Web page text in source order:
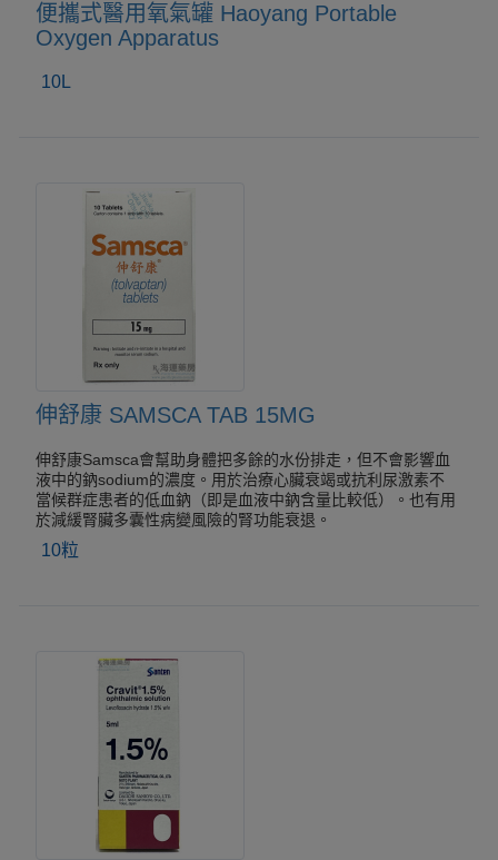
便攜式醫用氧氣罐 Haoyang Portable
Oxygen Apparatus
10L
伸舒康 SAMSCA TAB 15MG
伸舒康Samsca會幫助身體把多餘的水份排走，但不會影響血
液中的鈉sodium的濃度。用於治療心臟衰竭或抗利尿激素不
當候群症患者的低血鈉（即是血液中鈉含量比較低）。也有用
於減緩腎臟多囊性病變風險的腎功能衰退。
10粒